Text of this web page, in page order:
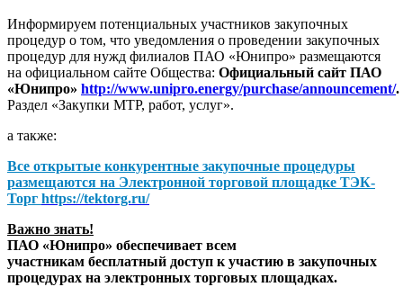
Информируем потенциальных участников закупочных
процедур о том, что уведомления о проведении закупочных
процедур для нужд филиалов ПАО «Юнипро» размещаются
на официальном сайте Общества: Официальный сайт ПАО
«Юнипро» http://www.unipro.energy/purchase/announcement/.
Раздел «Закупки МТР, работ, услуг».
а также:
Все открытые конкурентные закупочные процедуры
размещаются на Электронной торговой площадке ТЭК-
Торг https://tektorg.ru/
Важно знать!
ПАО «Юнипро» обеспечивает всем
участникам бесплатный доступ к участию в закупочных
процедурах на электронных торговых площадках.